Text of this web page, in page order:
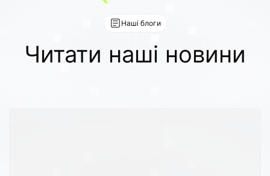
Наші блоги
Читати наші новини